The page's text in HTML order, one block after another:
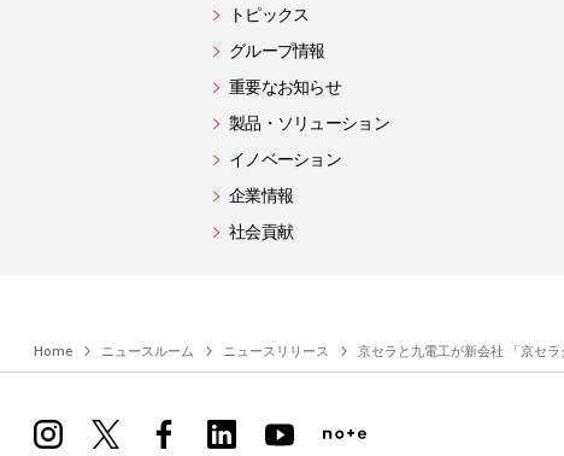
トピックス
グループ情報
重要なお知らせ
製品・ソリューション
イノベーション
企業情報
社会貢献
Home ニュースルーム ニュースリリース 京セラと九電工が新会社 「京セ